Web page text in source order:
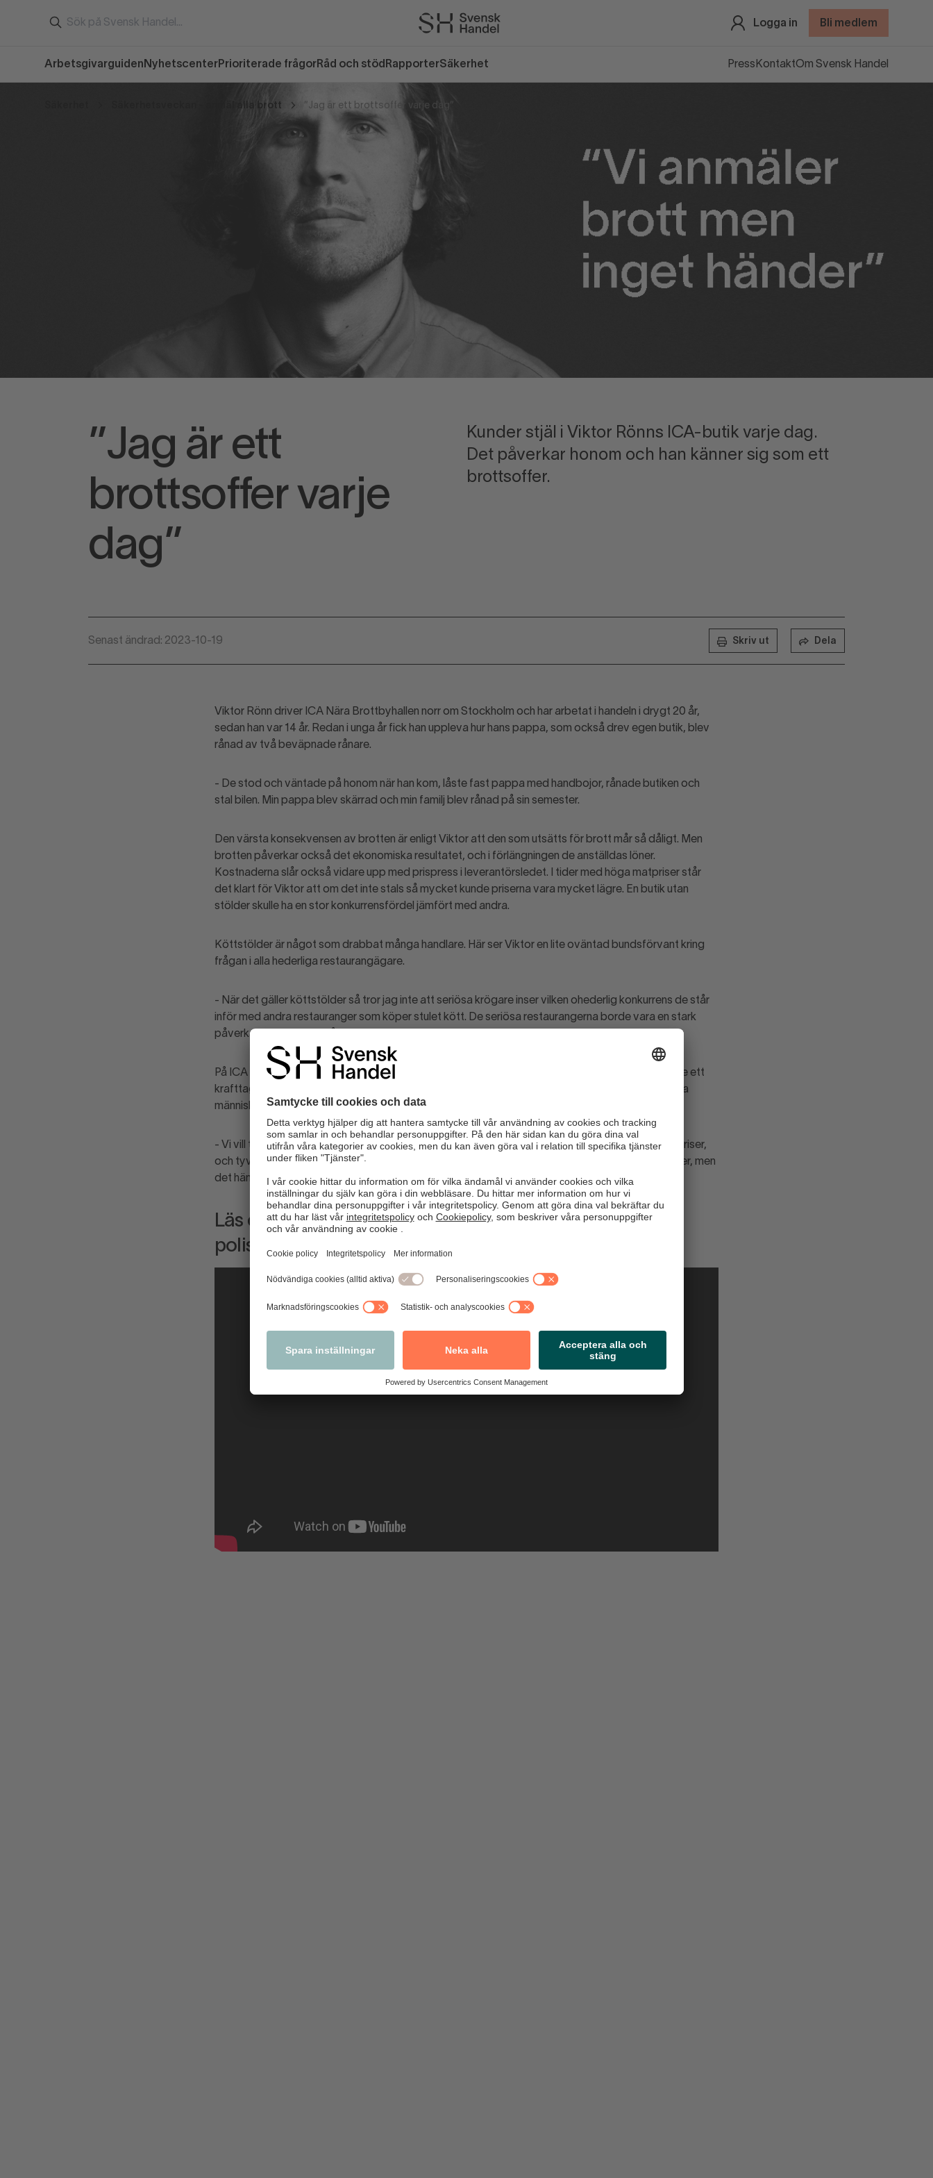
Logga in Bli medlem
Arbetsgivarguiden Nyhetscenter Prioriterade frågor Råd och stöd RapporterSäkerhet Press KontaktOm Svensk Handel
Säkerhetsveckan - anmäl alla brott ”Jag är ett brottsoffer varje dag”
”Jag är ett
brottsoffer varje
dag”
Kunder stjäl i Viktor Rönns ICA-butik varje dag.
Det påverkar honom och han känner sig som ett
brottsoffer.
Senast ändrad: 2023-10-19 Skriv ut Dela
Viktor Rönn driver ICA Nära Brottbyhallen norr om Stockholm och har arbetat i handeln i drygt 20 år,
sedan han var 14 år. Redan i unga år fick han uppleva hur hans pappa, som också drev egen butik, blev
rånad av två beväpnade rånare.
- De stod och väntade på honom när han kom, låste fast pappa med handbojor, rånade butiken och
stal bilen. Min pappa blev skärrad och min familj blev rånad på sin semester.
Den värsta konsekvensen av brotten är enligt Viktor att den som utsätts för brott mår så dåligt. Men
brotten påverkar också det ekonomiska resultatet, och i förlängningen de anställdas löner.
Kostnaderna slår också vidare upp med prispress i leverantörsledet. I tider med höga matpriser står
det klart för Viktor att om det inte stals så mycket kunde priserna vara mycket lägre. En butik utan
stölder skulle ha en stor konkurrensfördel jämfört med andra.
Köttstölder är något som drabbat många handlare. Här ser Viktor en lite oväntad bundsförvant kring
frågan i alla hederliga restaurangägare.
- När det gäller köttstölder så tror jag inte att seriösa krögare inser vilken ohederlig konkurrens de står
inför med andra restauranger som köper stulet kött. De seriösa restaurangerna borde vara en stark
påverkanskraft för att få bukt med marknaden för stulet kött.
På ICA Nära i Brottby har man fokuserat på trygghet under flera år, efter ett pistolrån som krävde ett
krafttag för ökad trygghet. I grund och botten vill man vara en butik där man känner tilltro till andra
människor.
- Vi vill tro alla människor om gott. Men brotten drabbar också hederliga kunder i form av högre priser,
och tyvärr ibland ett misstänkliggörande av kunder från vår sida. Vi anmäler alla brott vi upptäcker, men
det händer ytterst sällan att anmälningar tas på allvar.
Läs om Svensk Handels åtgärdsförslag om 10 000 fler
poliser inom 10 år